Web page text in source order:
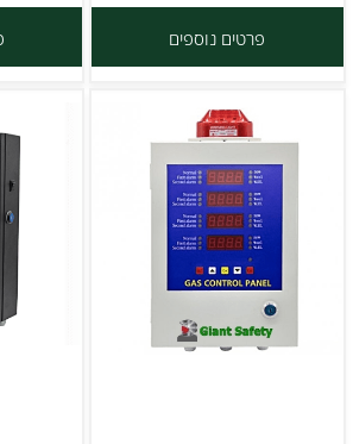
פרטים נוספים